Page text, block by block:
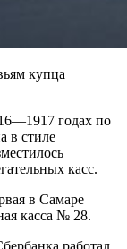
купца
годах по
в стиле
касс.
в Самаре
касса № 28.